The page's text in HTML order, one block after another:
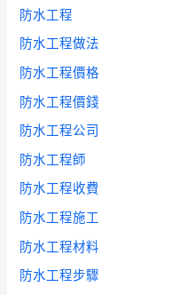
防水工程
防水工程做法
防水工程價格
防水工程價錢
防水工程公司
防水工程師
防水工程收費
防水工程施工
防水工程材料
防水工程步驟